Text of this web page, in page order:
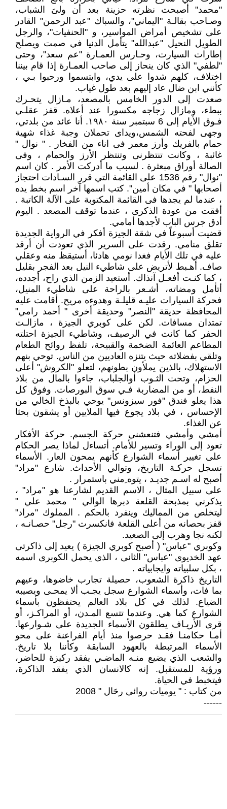
"محمد" أصبحت نظرته حزينة بعد أن ولىَ الشباب،
وصـاحب بقالـة "اليماني"، والسباك "عبد الرحمن" القادر
على تشخيص أمراض المواسير، و "الحنفيات"، والرجل
الطويل النحيل "عبدالله" يتأمل الدنيا في صمت ويصلح
إطارات السيارت، وحـارس العمـارة "عم سعد"، وحتى
"لطفي" الذي كان ينحاز إلى صاحب العمـارة إذا قام بيننا
اختلاف، كلهم شدوا على يدي، وابتسموا ورحبوا بـي ،
كأنني ابن ضال عاد إليهم بعد طول غياب.
صعدت إلى الدور الخامس بالمصعد، مـازال يتحـرك
ببطء، ومازال زجاجه مكسورا عند أعلاه. قفز عقلـي
فـوق الأيام إلى 6 سبتمبر سنة ١٩٨٠. أنا عائد من بلدتي،
وجهى لفحته الشمس،ويداى تحملان وجبة غذاء شهية
حمام بالفريك وأرز معمر فى اناء من الفخار . " نوال "
غائبة ، وكانت تنتظرنى وتنتظر الأرز والحمام ، وفى
الصالة أوراق مبعثرة . لسبب ما أدركت الأمر . كان اسم
"نوال" رقم 1536 على القائمة التي قرر السـادات احتجاز
أصحابها " في مكان أمين". كتب اسمها آخر اسم بخط يده
، عندما لم يجدها فى القائمة المكتوبة على الآلة الكاتبة .
أفقت من عودة الذكرى ، عندما توقف المصعد . اليوم
أدق جرس الباب لأجدها أمامي.
قضيت أسبوعاً في شقة الجيزة أفكر في الرواية الجديدة
تقلق منامي. رقدت على السرير الذي تعودت أن أرقد
عليه في تلك الأيام فغدا نومي هادئا، أستيقظ منه وعقلي
صاف. أهـبط لأتريض على شاطيء النيل بعد الفجر بقليل
، كما كنـت أفعـل آنذاك. أستعيد الزمن الذي راح، أجدده،
أتأمل ومضاته، أشـعر بالراحة على شاطيء المنيل،
فحركة السيارات عليـه قليلـة وهدوءه مريح. أقامت عليه
المحافظة حديقة "النصر" وحديقة أخرى " أحمد رامي"
تمتدان مسافات. لكن على كوبري الجيزة ، مازالـت
الحفر كما كانت في الرصيف، وشاطيء الجيزة احتلته
المطاعم العائمة الضخمة والقبيحة، تلفظ روائح الطعام
وتلقي بفضلاته حيث يتنزه العاديين من الناس. توحي بنهم
الاستهلاك، بالذين يملأون بطونهم، لتعلو "الكروش" أعلى
الحزام، وتحت الثـوب أوالجلباب، جاءوا بالمال من بلاد
النفط، أو من المضاربة فـي سوق البورصات. وفوق كل
هذا يعلو فندق "فور سيزونس" يوحي بالبذخ الخالي من
الإحساس ، في بلاد يجوع فيها الملايين أو يشقون بحثا
عن الغذاء.
أمشي وأمشي فتنعشني حركة الجسم. حركة الأفكار
تعود إلى الوراء وتسير للأمام. أتساءل لماذا يصر الحكام
على تغيير أسماء الشوارع كأنهم يمحون العار. الأسماء
تسجل حركـة التاريخ، وتوالي الأحداث. شارع "مراد"
أصبح له اسـم جديـد ، يتوه ِمني باستمرار .
على سبيل المثال ، الاسم القديم لشارعنا هو "مراد" ،
يذكرني بمذبحة القلعة دبرها الوالي " محمد علي "
ليتخلص من المماليك وينفرد بالحكم . المملوك "مراد"
قفز بحصانه من أعلى القلعة فانكسرت "رجل" حصـانـه ،
لكنه نجا وهرب إلى الصعيد.
وكوبري "عباس" ( أصبح كوبري الجيزة ) يعيد إلى ذاكرتى
عهد الخديوى "عباس" الثانى ، الذى يحمل الكوبرى اسمه
، بكل سلبياته وايجابياته .
التاريخ ذاكرة الشعوب، حصيلة تجارب خاضوها، وعيهم
بما فات، وأسماء الشوارع سجل يجـب ألا يمحـى ويصيبه
الضياع. لذلك في كل بلاد العالم يحتفظون بأسماء
الشوارع كما هي. وعندما تتسع المـدن، أو المراكـز، أو
قرى الأريـاف يطلقون الأسماء الجديدة على شـوارعها.
أمـا حكامنـا فقـد حرصوا منذ أيام الفراعنة على محو
الأسماء المرتبطة بالعهود السابقة وكأننا بلا تاريخ.
والشعب الذي يضيع منـه الماضـي يفقد ركيزة للحاضر،
ورؤية للمستقبل. إنه كالانسان الذي يفقد الذاكرة،
فيتخبط في الحياة.
من كتاب : " يوميات روائى رحَال " 2008
------